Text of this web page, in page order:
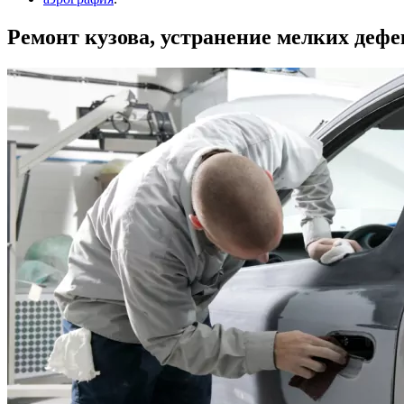
Ремонт кузова, устранение мелких